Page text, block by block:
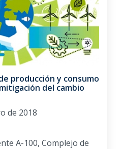
producción y consumo
del cambio
de 2018
A-100, Complejo de